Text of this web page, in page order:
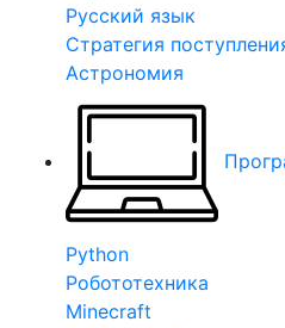
Русский язык
Стратегия
Астрономия
Python
Робототехника
Minecraft